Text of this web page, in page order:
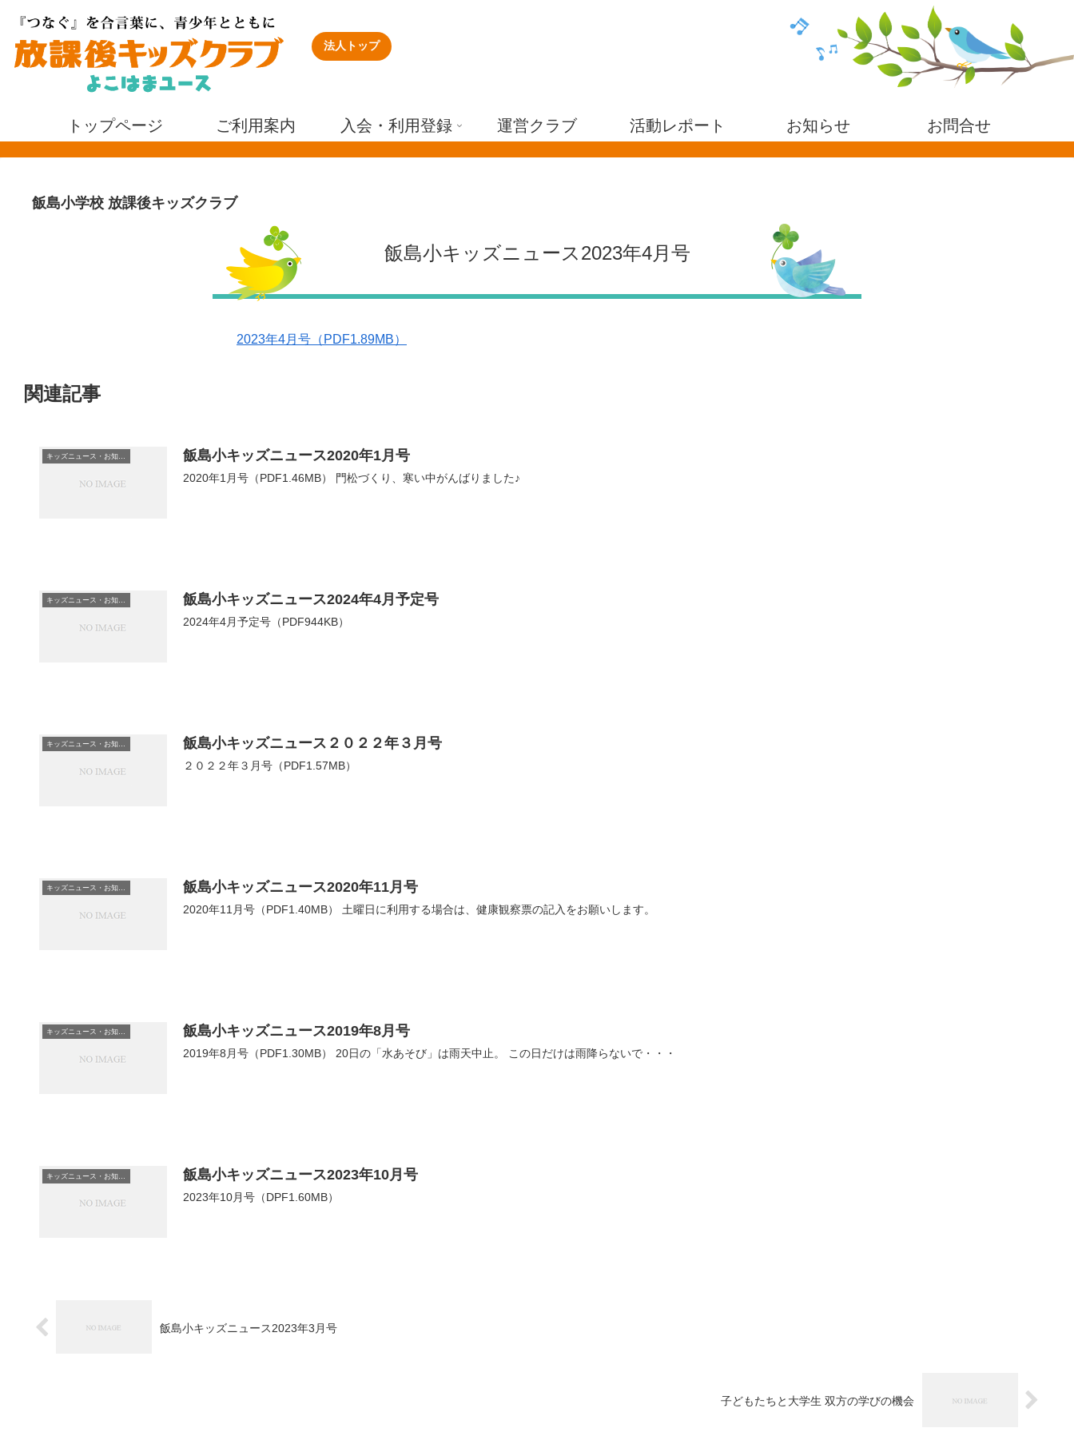
法人トップ
トップページ ご利用案内 入会・利用登録 運営クラブ 活動レポート お知らせ お問合せ
飯島小学校 放課後キッズクラブ
飯島小キッズニュース2023年4月号
2023年4月号（PDF1.89MB）
関連記事
キッズニュース・お知らせ 飯島小キッズニュース2020年1月号
2020年1月号（PDF1.46MB） 門松づくり、寒い中がんばりました♪
キッズニュース・お知らせ 飯島小キッズニュース2024年4月予定号
2024年4月予定号（PDF944KB）
キッズニュース・お知らせ 飯島小キッズニュース２０２２年３月号
２０２２年３月号（PDF1.57MB）
キッズニュース・お知らせ 飯島小キッズニュース2020年11月号
2020年11月号（PDF1.40MB） 土曜日に利用する場合は、健康観察票の記入をお願いします。
キッズニュース・お知らせ 飯島小キッズニュース2019年8月号
2019年8月号（PDF1.30MB） 20日の「水あそび」は雨天中止。 この日だけは雨降らないで・・・
飯島小キッズニュース2023年10月号
2023年10月号（DPF1.60MB）
飯島小キッズニュース2023年3月号
子どもたちと大学生 双方の学びの機会